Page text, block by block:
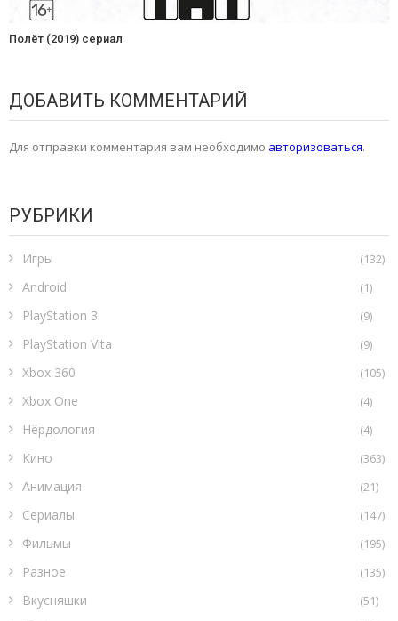
Полёт (2019) сериал
ДОБАВИТЬ КОММЕНТАРИЙ
Для отправки комментария вам необходимо авторизоваться.
РУБРИКИ
Игры (132)
Android (1)
PlayStation 3 (9)
PlayStation Vita (9)
Xbox 360 (105)
Xbox One (4)
Нёрдология (4)
Кино (363)
Анимация (21)
Сериалы (147)
Фильмы (195)
Разное (135)
Вкусняшки (51)